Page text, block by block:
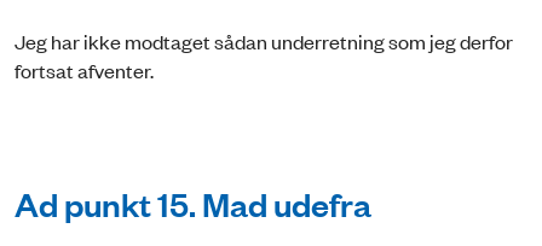
Jeg har ikke modtaget sådan underretning som jeg derfor
fortsat afventer.
Ad punkt 15. Mad udefra